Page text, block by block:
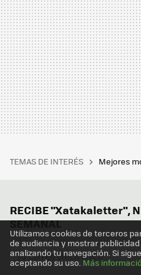
TEMAS DE INTERÉS Mejores
RECIBE "Xatakaletter",
SEMANAL
Utilizamos cookies de terceros
de audiencia y mostrar
analizando tu navegación. Si
aceptando su uso. Más